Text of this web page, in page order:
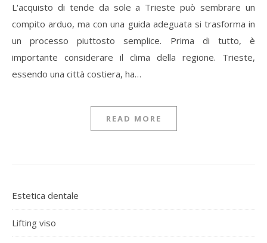
L'acquisto di tende da sole a Trieste può sembrare un
compito arduo, ma con una guida adeguata si trasforma in
un processo piuttosto semplice. Prima di tutto, è
importante considerare il clima della regione. Trieste,
essendo una città costiera, ha…
READ MORE
Estetica dentale
Lifting viso